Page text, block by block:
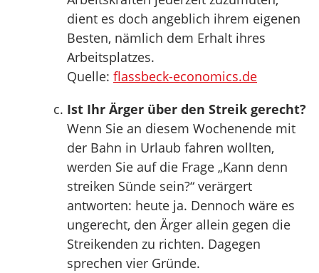
dient es doch angeblich ihrem eigenen
Besten, nämlich dem Erhalt ihres
Arbeitsplatzes.
Quelle: flassbeck-economics.de
Ist Ihr Ärger über den Streik gerecht?
Wenn Sie an diesem Wochenende mit
der Bahn in Urlaub fahren wollten,
werden Sie auf die Frage „Kann denn
streiken Sünde sein?“ verärgert
antworten: heute ja. Dennoch wäre es
ungerecht, den Ärger allein gegen die
Streikenden zu richten. Dagegen
sprechen vier Gründe.